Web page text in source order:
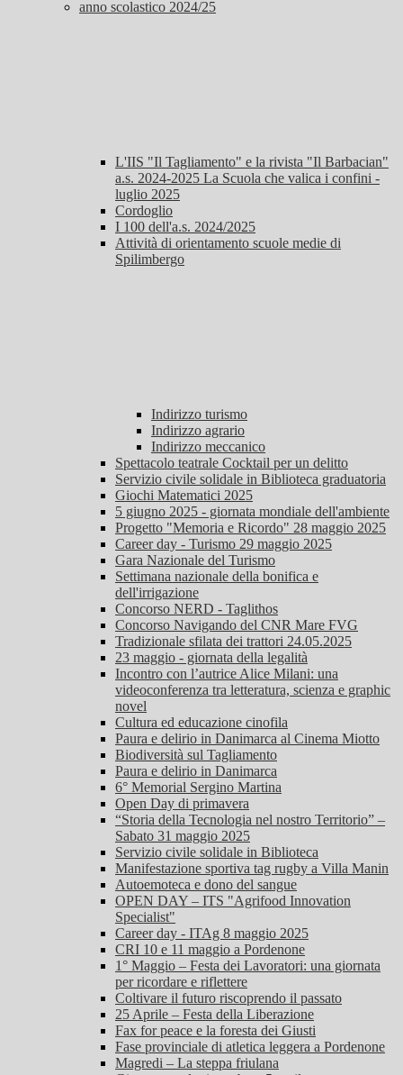
anno scolastico 2024/25
L'IIS "Il Tagliamento" e la rivista "Il Barbacian"
a.s. 2024-2025 La Scuola che valica i confini -
luglio 2025
Cordoglio
I 100 dell'a.s. 2024/2025
Attività di orientamento scuole medie di
Spilimbergo
Indirizzo turismo
Indirizzo agrario
Indirizzo meccanico
Spettacolo teatrale Cocktail per un delitto
Servizio civile solidale in Biblioteca graduatoria
Giochi Matematici 2025
5 giugno 2025 - giornata mondiale dell'ambiente
Progetto "Memoria e Ricordo" 28 maggio 2025
Career day - Turismo 29 maggio 2025
Gara Nazionale del Turismo
Settimana nazionale della bonifica e
dell'irrigazione
Concorso NERD - Taglithos
Concorso Navigando del CNR Mare FVG
Tradizionale sfilata dei trattori 24.05.2025
23 maggio - giornata della legalità
Incontro con l’autrice Alice Milani: una
videoconferenza tra letteratura, scienza e graphic
novel
Cultura ed educazione cinofila
Paura e delirio in Danimarca al Cinema Miotto
Biodiversità sul Tagliamento
Paura e delirio in Danimarca
6° Memorial Sergino Martina
Open Day di primavera
“Storia della Tecnologia nel nostro Territorio” –
Sabato 31 maggio 2025
Servizio civile solidale in Biblioteca
Manifestazione sportiva tag rugby a Villa Manin
Autoemoteca e dono del sangue
OPEN DAY – ITS "Agrifood Innovation
Specialist"
Career day - ITAg 8 maggio 2025
CRI 10 e 11 maggio a Pordenone
1° Maggio – Festa dei Lavoratori: una giornata
per ricordare e riflettere
Coltivare il futuro riscoprendo il passato
25 Aprile – Festa della Liberazione
Fax for peace e la foresta dei Giusti
Fase provinciale di atletica leggera a Pordenone
Magredi – La steppa friulana